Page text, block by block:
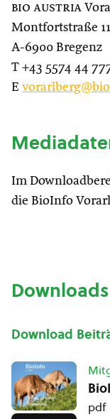
bio austria
Montfortstraße
A-6900 Bregenz
T +43 5574 44
E
Im
die BioInfo
Downloads
Download
pdf